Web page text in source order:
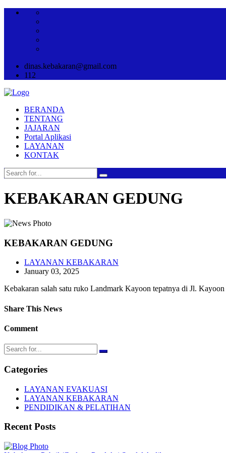
dinas.kebakaran@gmail.com
112
BERANDA
TENTANG
JAJARAN
Portal Aplikasi
LAYANAN
KONTAK
KEBAKARAN GEDUNG
KEBAKARAN GEDUNG
LAYANAN KEBAKARAN
January 03, 2025
Kebakaran salah satu ruko Landmark Kayoon tepatnya di Jl.
Share This News
Comment
Categories
LAYANAN EVAKUASI
LAYANAN KEBAKARAN
PENDIDIKAN & PELATIHAN
Recent Posts